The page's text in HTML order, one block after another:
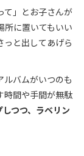
て」とお子さんが
所に置いてもいい
っと出してあげら
ルバムがいつのも
時間や手間が無駄
つつ、ラベリン